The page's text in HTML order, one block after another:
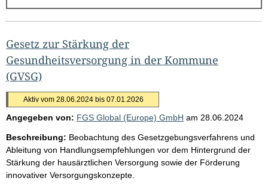
g
e
b
n
i
s
s
p
r
o
Gesetz zur Stärkung der
Gesundheitsversorgung in der Kommune
(GVSG)
Aktiv vom 28.06.2024 bis 07.01.2026
Angegeben von: FGS Global (Europe) GmbH am 28.06.2024
Beschreibung: Beobachtung des Gesetzgebungsverfahrens und
Ableitung von Handlungsempfehlungen vor dem Hintergrund der
Stärkung der hausärztlichen Versorgung sowie der Förderung
innovativer Versorgungskonzepte.